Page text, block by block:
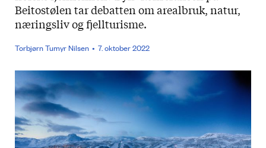
Beitostølen tar debatten om arealbruk, natur,
næringsliv og fjellturisme.
Torbjørn Tumyr Nilsen 7. oktober 2022